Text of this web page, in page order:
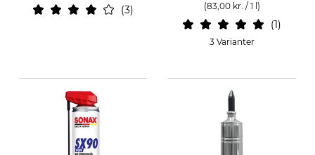
3
(83,00 kr. / 1 l)
1
3 Varianter